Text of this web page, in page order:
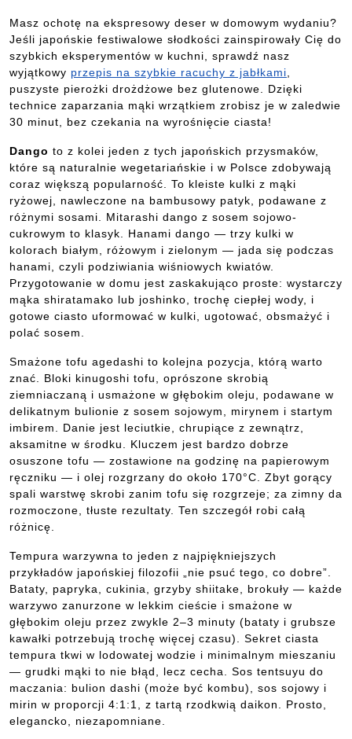
Masz ochotę na ekspresowy deser w domowym wydaniu?
Jeśli japońskie festiwalowe słodkości zainspirowały Cię do
szybkich eksperymentów w kuchni, sprawdź nasz
wyjątkowy przepis na szybkie racuchy z jabłkami
puszyste pierożki drożdżowe bez glutenowe. Dzięki
technice zaparzania mąki wrzątkiem zrobisz je w zaledwie
30 minut, bez czekania na wyrośnięcie ciasta!
Dango to z kolei jeden z tych japońskich przysmaków,
które są naturalnie wegetariańskie i w Polsce zdobywają
coraz większą popularność. To kleiste kulki z mąki
ryżowej, nawleczone na bambusowy patyk, podawane z
różnymi sosami. Mitarashi dango z sosem sojowo-
cukrowym to klasyk. Hanami dango — trzy kulki w
kolorach białym, różowym i zielonym — jada się podczas
hanami, czyli podziwiania wiśniowych kwiatów.
Przygotowanie w domu jest zaskakująco proste: wystarczy
mąka shiratamako lub joshinko, trochę ciepłej wody, i
gotowe ciasto uformować w kulki, ugotować, obsmażyć i
polać sosem.
Smażone tofu agedashi to kolejna pozycja, którą warto
znać. Bloki kinugoshi tofu, oprószone skrobią
ziemniaczaną i usmażone w głębokim oleju, podawane w
delikatnym bulionie z sosem sojowym, mirynem i startym
imbirem. Danie jest leciutkie, chrupiące z zewnątrz,
aksamitne w środku. Kluczem jest bardzo dobrze
osuszone tofu — zostawione na godzinę na papierowym
ręczniku — i olej rozgrzany do około 170°C. Zbyt gorący
spali warstwę skrobi zanim tofu się rozgrzeje; za zimny da
rozmoczone, tłuste rezultaty. Ten szczegół robi całą
różnicę.
Tempura warzywna to jeden z najpiękniejszych
przykładów japońskiej filozofii „nie psuć tego, co dobre”.
Bataty, papryka, cukinia, grzyby shiitake, brokuły — każde
warzywo zanurzone w lekkim cieście i smażone w
głębokim oleju przez zwykle 2–3 minuty (bataty i grubsze
kawałki potrzebują trochę więcej czasu). Sekret ciasta
tempura tkwi w lodowatej wodzie i minimalnym mieszaniu
— grudki mąki to nie błąd, lecz cecha. Sos tentsuyu do
maczania: bulion dashi (może być kombu), sos sojowy i
mirin w proporcji 4:1:1, z tartą rzodkwią daikon. Prosto,
elegancko, niezapomniane.